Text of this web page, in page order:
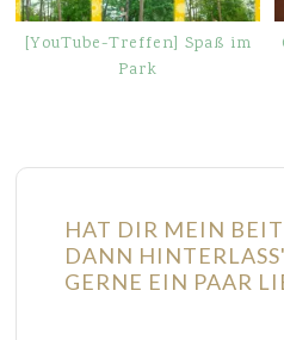
[YouTube-Treffen] Spaß im
Park
HAT DIR MEIN
DANN
GERNE EIN PAAR